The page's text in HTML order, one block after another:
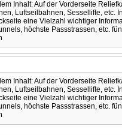
Inhalt: Auf der Vorderseite
Luftseilbahnen, Sessellifte,
eine Vielzahl wichtiger
höchste Passstrassen, etc.
Inhalt: Auf der Vorderseite
Luftseilbahnen, Sessellifte,
eine Vielzahl wichtiger
höchste Passstrassen, etc.